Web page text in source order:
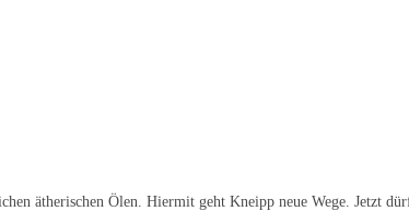
ätherischen Ölen. Hiermit geht Kneipp neue Wege. Jetzt